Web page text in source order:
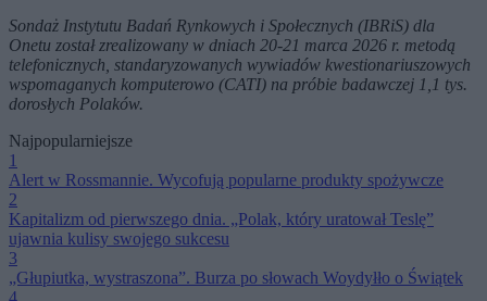
Sondaż Instytutu Badań Rynkowych i Społecznych (IBRiS) dla
Onetu został zrealizowany w dniach 20-21 marca 2026 r. metodą
telefonicznych, standaryzowanych wywiadów kwestionariuszowych
wspomaganych komputerowo (CATI) na próbie badawczej 1,1 tys.
dorosłych Polaków.
Najpopularniejsze
1
Alert w Rossmannie. Wycofują popularne produkty spożywcze
2
Kapitalizm od pierwszego dnia. „Polak, który uratował Teslę”
ujawnia kulisy swojego sukcesu
3
„Głupiutka, wystraszona”. Burza po słowach Woydyłło o Świątek